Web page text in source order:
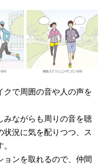
クで周囲の音や人の声を
みながらも周りの音を聴
状況に気を配りつつ、ス
ョンを取れるので、仲間